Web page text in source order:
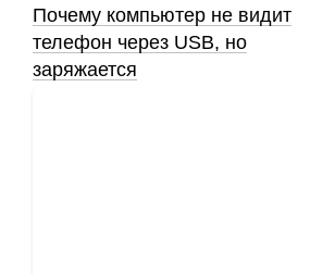
Почему компьютер не видит
телефон через USB, но
заряжается